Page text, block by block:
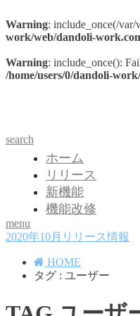
Warning: include_once(/
work/web/dandoli-
Warning: include_once():
/home/users/0/dandoli-
search
ホーム
リリース
新機能
機能改修
menu
2020年10月リリース情報
HOME
タグ : ユーザー